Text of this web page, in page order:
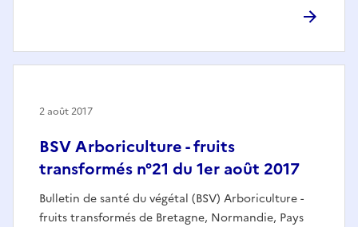
BSV Arboriculture - fruits
transformés n°21 du 1er août 2017
Bulletin de santé du végétal (BSV) Arboriculture -
fruits transformés de Bretagne, Normandie, Pays
2 août 2017